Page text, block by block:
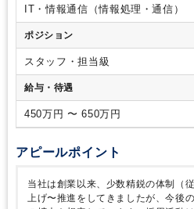
レーション構築＝良質な候補者の
ダイレクトソーシング（BizReach
運用を想定しています。＊選考プ
までのスケジュール調整を初期的
ます。書類のスクリーニング、面
とめ・合否判定のディレクション
件確認、内定通知書の作成、入社
プ）、入社前後のオンボーディン
改善）が主な業務内容になります。
どを把握いただくこともウェルカ
はまだ採用市場での認知が高くあ
とができること） ■歓迎スキル ・
タートアップ企業での人事や管理
験／SNS運用など
理等） ・人事／採用業務以外のビ
IT・情報通信（情報処理・通信）
ポジション
スタッフ・担当級
給与・待遇
450万円 〜 650万円
アピールポイント
当社は創業以来、少数精鋭の体制（
上げ〜推進をしてきましたが、今後